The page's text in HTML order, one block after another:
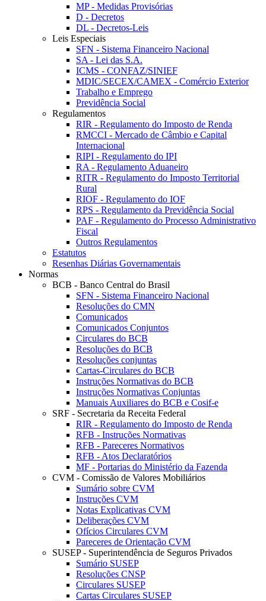
MP - Medidas Provisórias
D - Decretos
DL - Decretos-Leis
Leis Especiais
SFN - Sistema Financeiro Nacional
SA - Lei das S.A.
ICMS - CONFAZ/SINIEF
MDIC/SECEX/CAMEX - Comércio Exterior
Trabalho e Emprego
Previdência Social
Regulamentos
RIR - Regulamento do Imposto de Renda
RMCCI - Mercado de Câmbio e Capital
Internacional
RIPI - Regulamento do IPI
RA - Regulamento Aduaneiro
RITR - Regulamento do Imposto Territorial
Rural
RIOF - Regulamento do IOF
RPS - Regulamento da Previdência Social
PAF - Regulamento do Processo Administrativo
Fiscal
Outros Regulamentos
Estatutos
Resenhas Diárias Governamentais
Normas
BCB - Banco Central do Brasil
SFN - Sistema Financeiro Nacional
Resoluções do CMN
Comunicados
Comunicados Conjuntos
Circulares do BCB
Resoluções do BCB
Resoluções conjuntas
Cartas-Circulares do BCB
Instruções Normativas do BCB
Instruções Normativas Conjuntas
Manuais Auxiliares do BCB e Cosif-e
SRF - Secretaria da Receita Federal
RIR - Regulamento do Imposto de Renda
RFB - Instruções Normativas
RFB - Pareceres Normativos
RFB - Atos Declaratórios
MF - Portarias do Ministério da Fazenda
CVM - Comissão de Valores Mobiliários
Sumário sobre CVM
Instruções CVM
Notas Explicativas CVM
Deliberações CVM
Ofícios Circulares CVM
Pareceres de Orientação CVM
SUSEP - Superintendência de Seguros Privados
Sumário SUSEP
Resoluções CNSP
Circulares SUSEP
Cartas Circulares SUSEP